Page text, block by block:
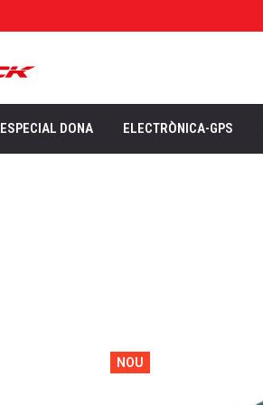
ESPECIAL DONA ELECTRÒNICA-GPS
NOU